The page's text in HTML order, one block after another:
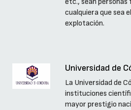
cualquiera que sea
explotación.
Universidad de
La Universidad de
instituciones
mayor prestigio